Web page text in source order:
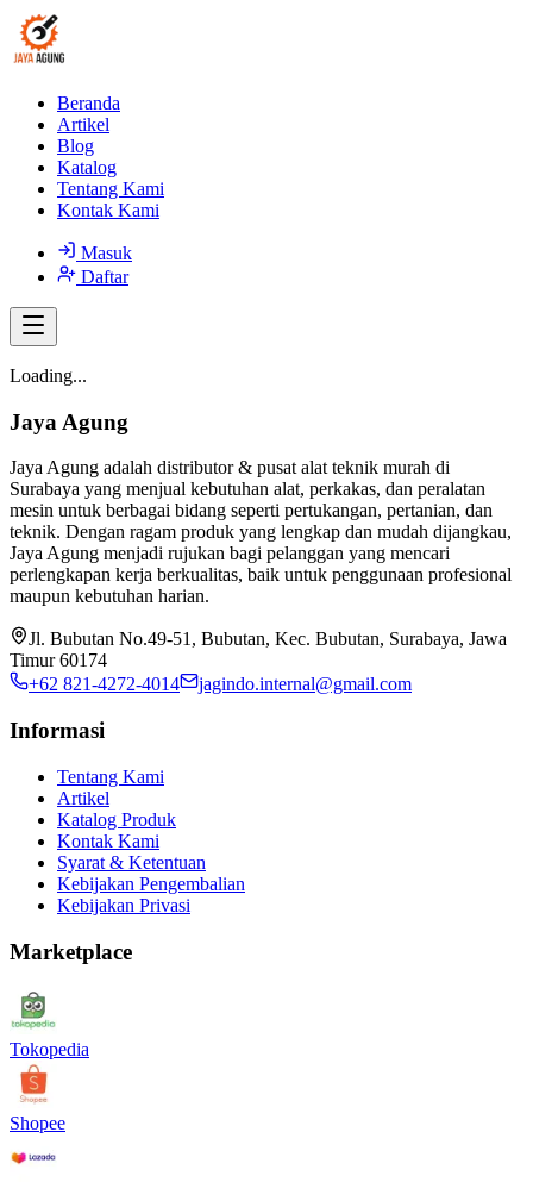
Beranda
Artikel
Blog
Katalog
Tentang Kami
Kontak Kami
Masuk
Daftar
Loading...
Jaya Agung
Jaya Agung adalah distributor & pusat alat teknik murah di
Surabaya yang menjual kebutuhan alat, perkakas, dan peralatan
mesin untuk berbagai bidang seperti pertukangan, pertanian, dan
teknik. Dengan ragam produk yang lengkap dan mudah dijangkau,
Jaya Agung menjadi rujukan bagi pelanggan yang mencari
perlengkapan kerja berkualitas, baik untuk penggunaan profesional
maupun kebutuhan harian.
Jl. Bubutan No.49-51, Bubutan, Kec. Bubutan, Surabaya, Jawa
Timur 60174
+62 821-4272-4014
jagindo.internal@gmail.com
Informasi
Tentang Kami
Artikel
Katalog Produk
Kontak Kami
Syarat & Ketentuan
Kebijakan Pengembalian
Kebijakan Privasi
Marketplace
Tokopedia
Shopee